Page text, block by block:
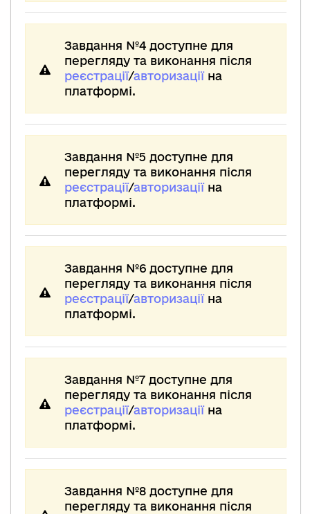
Завдання №4 доступне для
перегляду та виконання після
реєстрації/авторизаціїна
платформі.
Завдання №5 доступне для
перегляду та виконання після
реєстрації/авторизаціїна
платформі.
Завдання №6 доступне для
перегляду та виконання після
реєстрації/авторизаціїна
платформі.
Завдання №7 доступне для
перегляду та виконання після
реєстрації/авторизаціїна
платформі.
Завдання №8 доступне для
перегляду та виконання після